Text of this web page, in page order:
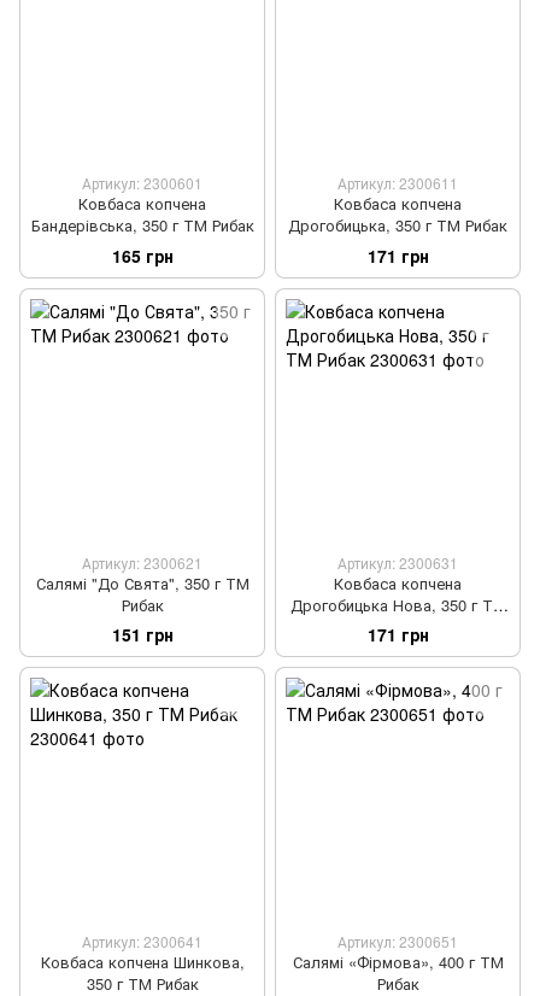
Артикул: 2300601
Ковбаса копчена
Бандерівська, 350 г ТМ Рибак
165 грн
Артикул: 2300611
Ковбаса копчена
Дрогобицька, 350 г ТМ Рибак
171 грн
Артикул: 2300621
Салямі "До Свята", 350 г ТМ
Рибак
151 грн
Артикул: 2300631
Ковбаса копчена
Дрогобицька Нова, 350 г ТМ
Рибак
171 грн
Артикул: 2300641
Ковбаса копчена Шинкова,
350 г ТМ Рибак
Артикул: 2300651
Салямі «Фірмова», 400 г ТМ
Рибак